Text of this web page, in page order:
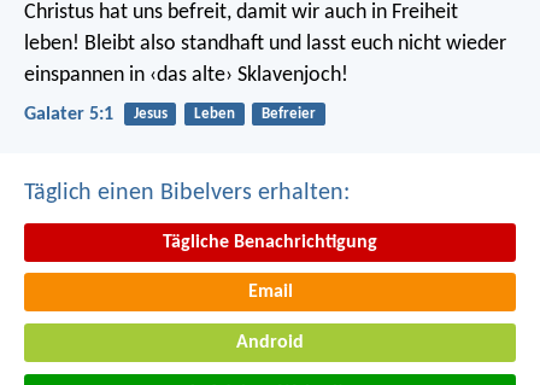
Christus hat uns befreit, damit wir auch in Freiheit
leben! Bleibt also standhaft und lasst euch nicht wieder
einspannen in ‹das alte› Sklavenjoch!
Galater 5:1 Jesus Leben Befreier
Täglich einen Bibelvers erhalten:
Tägliche Benachrichtigung
Email
Android